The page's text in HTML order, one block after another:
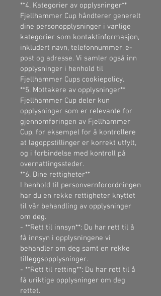
**4. Kategorier av opplysninger**
Fjellhammer Cup håndterer generelt
dine personopplysninger i vanlige
kategorier som kontaktinformasjon,
inkludert navn, telefonnummer, e-
post og adresse. Vi samler også inn
opplysninger i henhold til
Fjellhammer Cups cookiepolicy.
**5. Mottakere av opplysninger**
Fjellhammer Cup deler kun
opplysninger som er relevante for
gjennomføringen av Fjellhammer
Cup, for eksempel for å kontrollere
at lagoppstillinger er korrekt utfylt,
og i forbindelse med kontroll på
overnattingssteder.
**6. Dine rettigheter**
I henhold til personvernforordningen
har du en rekke rettigheter knyttet
til vår behandling av opplysninger
om deg.
- **Rett til innsyn**: Du har rett til å
få innsyn i opplysningene vi
behandler om deg samt en rekke
tilleggsopplysninger.
- **Rett til retting**: Du har rett til å
få uriktige opplysninger om deg
rettet.